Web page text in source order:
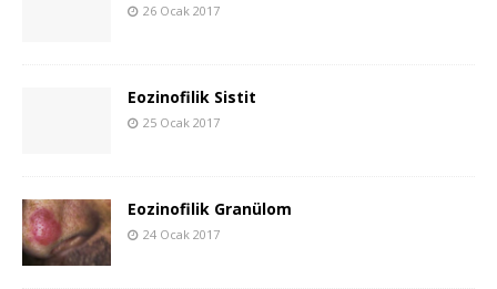
26 Ocak 2017
Eozinofilik Sistit
25 Ocak 2017
Eozinofilik Granülom
24 Ocak 2017